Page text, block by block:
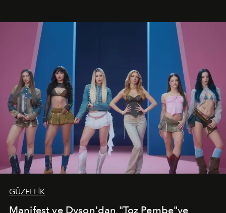
GÜZELLİK
Manifest ve Dyson'dan "Toz Pembe"ye